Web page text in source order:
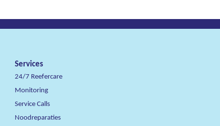
Services
24/7 Reefercare
Monitoring
Service Calls
Noodreparaties